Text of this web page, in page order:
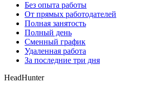
Без опыта работы
От прямых работодателей
Полная занятость
Полный день
Сменный график
Удаленная работа
За последние три дня
HeadHunter